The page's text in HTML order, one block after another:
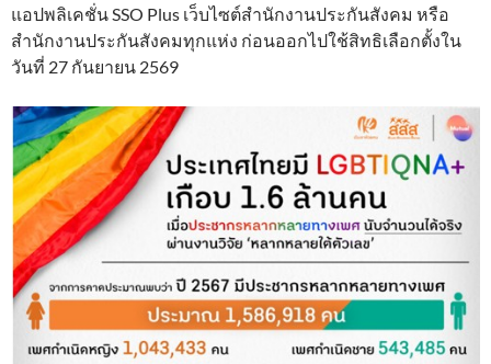
แอปพลิเคชั่น SSO Plus เว็บไซต์สำนักงานประกันสังคม หรือ
สำนักงานประกันสังคมทุกแห่ง ก่อนออกไปใช้สิทธิเลือกตั้งใน
วันที่ 27 กันยายน 2569